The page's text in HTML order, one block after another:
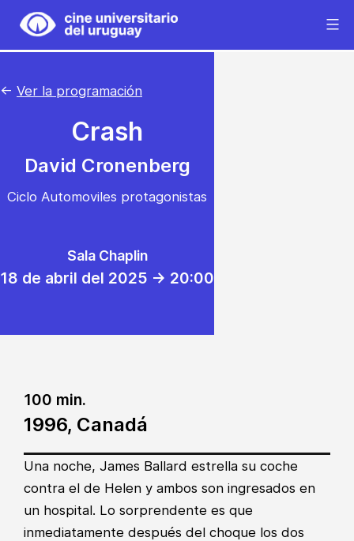
Saltar
contenido
Cine
Universitario
Uruguay
← Ver la programación
Crash
David Cronenberg
Ciclo Automoviles protagonistas
Sala Chaplin
18 de abril del 2025 -> 20:00
1996, Canadá
100 min.
Una noche, James Ballard estrella su coche
contra el de Helen y ambos son ingresados en
un hospital. Lo sorprendente es que
inmediatamente después del choque los dos